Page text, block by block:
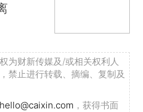
为财新传媒及/或相关权利人
禁止进行转载、摘编、复制及
hello@caixin.com ，获得书面